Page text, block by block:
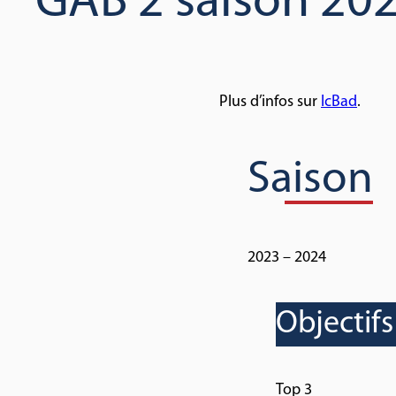
Plus d’infos sur IcBad.
Saison
2023 – 2024
Objectifs
Top 3